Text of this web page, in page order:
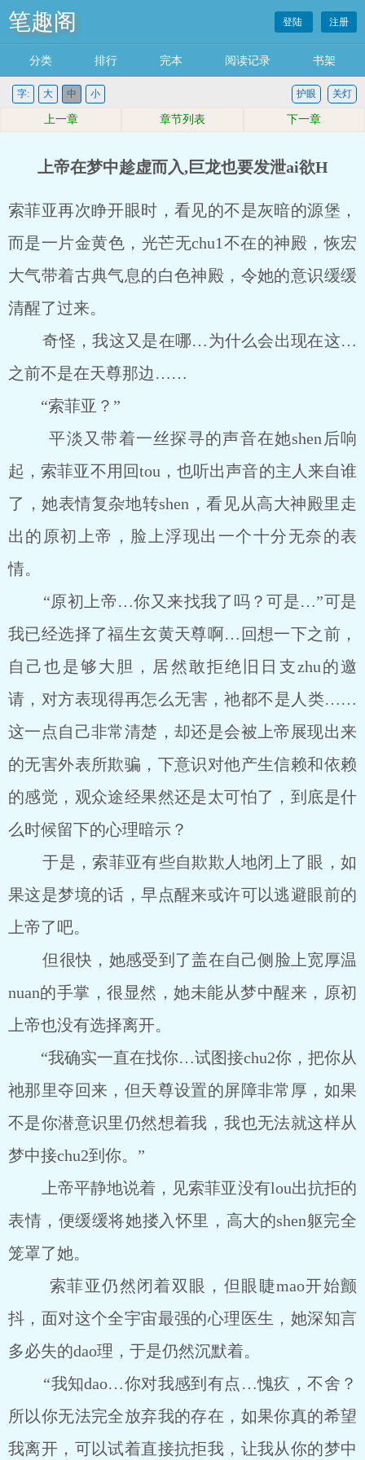
笔趣阁 登陆 注册
分类 排行 完本 阅读记录 书架
字: 大 中 小 关灯
护眼
上一章 章节列表 下一章
上帝在梦中趁虚而入,巨龙也要发泄ai欲H
索菲亚再次睁开眼时，看见的不是灰暗的源堡，
而是一片金黄色，光芒无chu1不在的神殿，恢宏
大气带着古典气息的白色神殿，令她的意识缓缓
清醒了过来。
奇怪，我这又是在哪…为什么会出现在这…
之前不是在天尊那边……
“索菲亚？”
平淡又带着一丝探寻的声音在她shen后响
起，索菲亚不用回tou，也听出声音的主人来自谁
了，她表情复杂地转shen，看见从高大神殿里走
出的原初上帝，脸上浮现出一个十分无奈的表
情。
“原初上帝…你又来找我了吗？可是…”可是
我已经选择了福生玄黄天尊啊…回想一下之前，
自己也是够大胆，居然敢拒绝旧日支zhu的邀
请，对方表现得再怎么无害，祂都不是人类……
这一点自己非常清楚，却还是会被上帝展现出来
的无害外表所欺骗，下意识对他产生信赖和依赖
的感觉，观众途经果然还是太可怕了，到底是什
么时候留下的心理暗示？
于是，索菲亚有些自欺欺人地闭上了眼，如
果这是梦境的话，早点醒来或许可以逃避眼前的
上帝了吧。
但很快，她感受到了盖在自己侧脸上宽厚温
nuan的手掌，很显然，她未能从梦中醒来，原初
上帝也没有选择离开。
“我确实一直在找你…试图接chu2你，把你从
祂那里夺回来，但天尊设置的屏障非常厚，如果
不是你潜意识里仍然想着我，我也无法就这样从
梦中接chu2到你。”
上帝平静地说着，见索菲亚没有lou出抗拒的
表情，便缓缓将她搂入怀里，高大的shen躯完全
笼罩了她。
索菲亚仍然闭着双眼，但眼睫mao开始颤
抖，面对这个全宇宙最强的心理医生，她深知言
多必失的dao理，于是仍然沉默着。
“我知dao…你对我感到有点…愧疚，不舍？
所以你无法完全放弃我的存在，如果你真的希望
我离开，可以试着直接抗拒我，让我从你的梦中